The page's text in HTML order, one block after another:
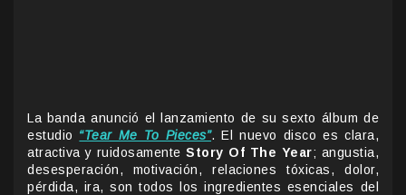
La banda anunció el lanzamiento de su sexto álbum de
estudio “Tear Me To Pieces”. El nuevo disco es clara,
atractiva y ruidosamenteStory Of The Year; angustia,
desesperación, motivación, relaciones tóxicas, dolor,
pérdida, ira, son todos los ingredientes esenciales del